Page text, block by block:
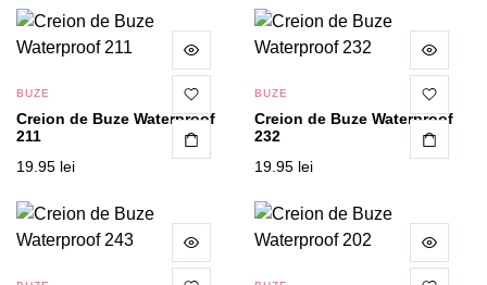
BUZE
Creion de Buze Waterproof
211
19.95 lei
BUZE
Creion de Buze Waterproof
232
19.95 lei